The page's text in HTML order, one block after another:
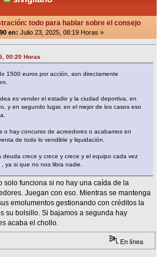
todo para hablar sobre el consejo
en: Julio 23, 2025, 08:19 Horas »
00:20 Horas
1500 euros por acción, son directamente
es vender el estadio y la ciudad deportiva, en
y en segundo lugar, en el mejor de los casos eso
o hay concurso de acreedores o acabamos en
de todo lo vendible y liquidación.
crece y crece y crece y el equipo cada vez
ya si que no nos libra nadie.
solo funciona si no hay una caída de la
Juegan con eso. Mientras se mantenga
emolumentos gestionando con créditos la
su bolsillo. Si bajamos a segunda hay
acaba el chollo.
En línea